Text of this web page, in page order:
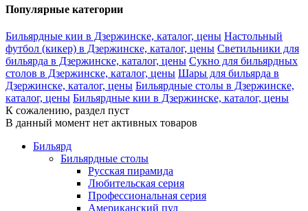
Популярные категории
Бильярдные кии в Дзержинске, каталог, цены Настольный
футбол (кикер) в Дзержинске, каталог, цены Светильники для
бильярда в Дзержинске, каталог, цены Сукно для бильярдных
столов в Дзержинске, каталог, цены Шары для бильярда в
Дзержинске, каталог, цены Бильярдные столы в Дзержинске,
каталог, цены Бильярдные кии в Дзержинске, каталог, цены
К сожалению, раздел пуст
В данный момент нет активных товаров
Бильярд
Бильярдные столы
Русская пирамида
Любительская серия
Профессиональная серия
Американский пул